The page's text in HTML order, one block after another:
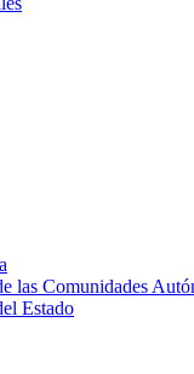
las Comunidades
Estado